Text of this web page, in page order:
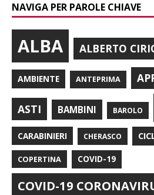
NAVIGA PER PAROLE CHIAVE
ALBA ALBERTO
AMBIENTE ANTEPRIMA
ASTI BAMBINI BAROLO
CARABINIERI CHERASCO
COPERTINA COVID-19
COVID-19